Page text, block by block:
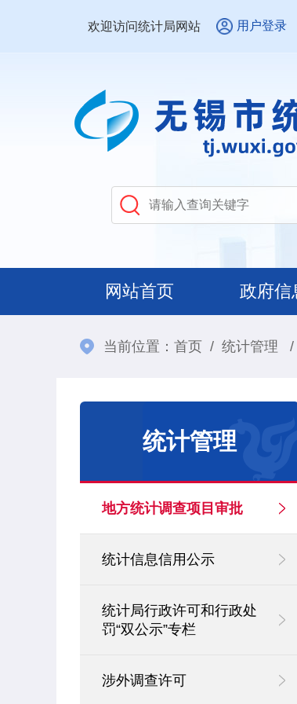
欢迎访问统计局网站 用户登录
网站首页 政府信
当前位置： 首页 / 统计管理 /
统计管理
地方统计调查项目审批
统计信息信用公示
统计局行政许可和行政处
罚“双公示”专栏
涉外调查许可